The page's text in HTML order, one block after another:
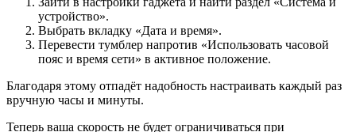
устройство».
Выбрать вкладку «Дата и время».
Перевести тумблер напротив «Использовать часовой
пояс и время сети» в активное положение.
Благодаря этому отпадёт надобность настраивать каждый раз
вручную часы и минуты.
Теперь ваша скорость не будет ограничиваться при